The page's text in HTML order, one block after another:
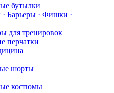
бутылки
Барьеры · Фишки ·
для тренировок
перчатки
шорты
костюмы